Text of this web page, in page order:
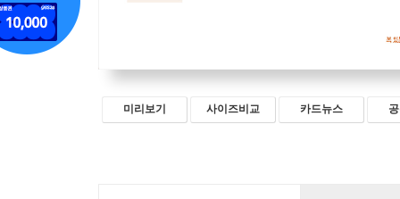
미리보기 사이즈비교 카드뉴스